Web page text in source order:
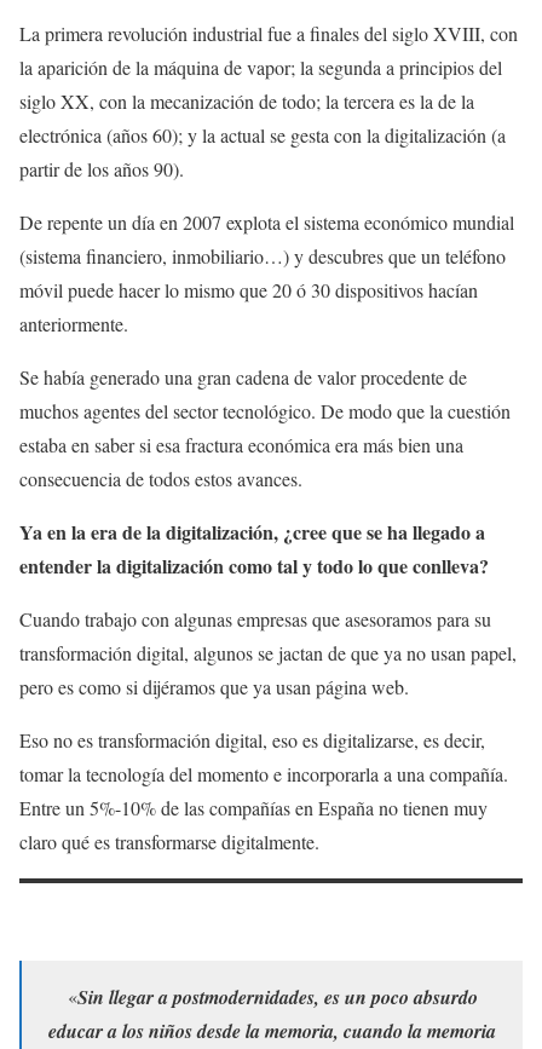
La primera revolución industrial fue a finales del siglo XVIII, con
la aparición de la máquina de vapor; la segunda a principios del
siglo XX, con la mecanización de todo; la tercera es la de la
electrónica (años 60); y la actual se gesta con la digitalización (a
partir de los años 90).
De repente un día en 2007 explota el sistema económico mundial
(sistema financiero, inmobiliario…) y descubres que un teléfono
móvil puede hacer lo mismo que 20 ó 30 dispositivos hacían
anteriormente.
Se había generado una gran cadena de valor procedente de
muchos agentes del sector tecnológico. De modo que la cuestión
estaba en saber si esa fractura económica era más bien una
consecuencia de todos estos avances.
Ya en la era de la digitalización, ¿cree que se ha llegado a
entender la digitalización como tal y todo lo que conlleva?
Cuando trabajo con algunas empresas que asesoramos para su
transformación digital, algunos se jactan de que ya no usan papel,
pero es como si dijéramos que ya usan página web.
Eso no es transformación digital, eso es digitalizarse, es decir,
tomar la tecnología del momento e incorporarla a una compañía.
Entre un 5%-10% de las compañías en España no tienen muy
claro qué es transformarse digitalmente.
«Sin llegar a postmodernidades, es un poco absurdo
educar a los niños desde la memoria, cuando la memoria